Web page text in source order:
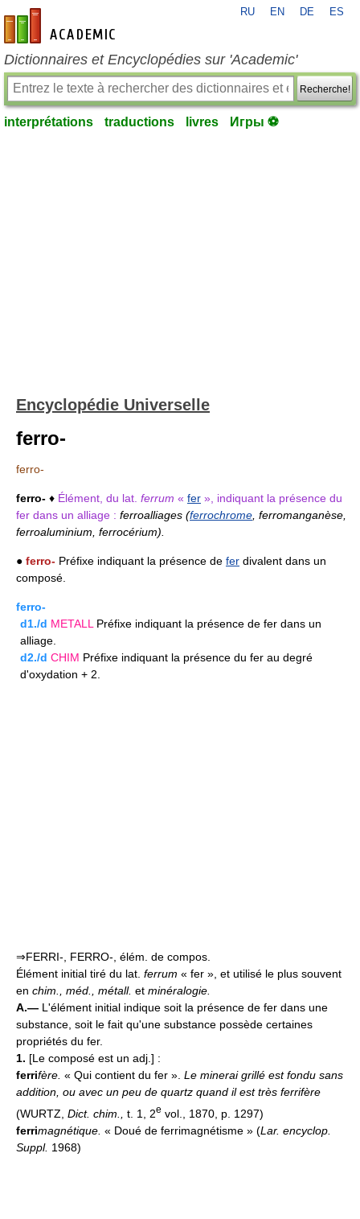
fr-academic.com
RU EN DE ES
Dictionnaires et Encyclopédies sur 'Academic'
Recherche!
interprétations traductions livres Игры ⚽
Encyclopédie Universelle
ferro-
ferro-
ferro- ♦ Élément, du lat. ferrum « fer », indiquant la présence du
fer dans un alliage : ferroalliages (ferrochrome , ferromanganèse,
ferroaluminium, ferrocérium).
● ferro- Préfixe indiquant la présence de fer divalent dans un
composé.
ferro-
d1./d METALL Préfixe indiquant la présence de fer dans un
alliage.
d2./d CHIM Préfixe indiquant la présence du fer au degré
d'oxydation + 2.
⇒FERRI-, FERRO-, élém. de compos.
Élément initial tiré du lat. ferrum « fer », et utilisé le plus souvent
en chim., méd., métall. et minéralogie.
A.— L'élément initial indique soit la présence de fer dans une
substance, soit le fait qu'une substance possède certaines
propriétés du fer.
1. [Le composé est un adj.] :
ferrifère. « Qui contient du fer ». Le minerai grillé est fondu sans
addition, ou avec un peu de quartz quand il est très ferrifère
(WURTZ, Dict. chim., t. 1, 2e vol., 1870, p. 1297)
ferrimagnétique. « Doué de ferrimagnétisme » (Lar. encyclop.
Suppl. 1968)